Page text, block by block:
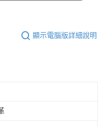
顯示電腦版詳細說明